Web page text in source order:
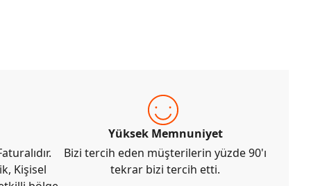
Kişisel
Yüksek Memnuniyet
Bizi tercih eden müşterilerin yüzde 90'ı
tekrar bizi tercih etti.